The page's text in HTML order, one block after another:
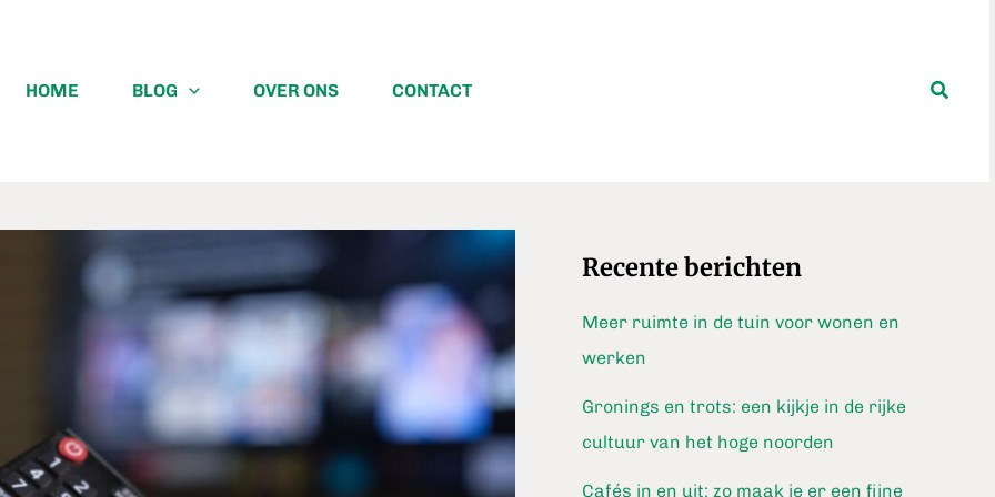
HOME BLOG OVER ONS CONTACT
Recente berichten
Meer ruimte in de tuin voor wonen en
werken
Gronings en trots: een kijkje in de rijke
cultuur van het hoge noorden
Cafés in en uit: zo maak je er een fijne